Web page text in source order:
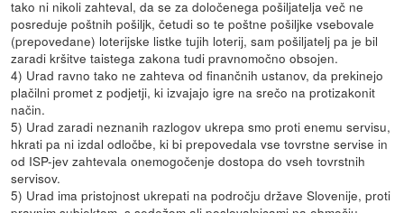
tako ni nikoli zahteval, da se za določenega pošiljatelja več ne
posreduje poštnih pošiljk, četudi so te poštne pošiljke vsebovale
(prepovedane) loterijske listke tujih loterij, sam pošiljatelj pa je bil
zaradi kršitve taistega zakona tudi pravnomočno obsojen.
4) Urad ravno tako ne zahteva od finančnih ustanov, da prekinejo
plačilni promet z podjetji, ki izvajajo igre na srečo na protizakonit
način.
5) Urad zaradi neznanih razlogov ukrepa smo proti enemu servisu,
hkrati pa ni izdal odločbe, ki bi prepovedala vse tovrstne servise in
od ISP-jev zahtevala onemogočenje dostopa do vseh tovrstnih
servisov.
5) Urad ima pristojnost ukrepati na področju države Slovenije, proti